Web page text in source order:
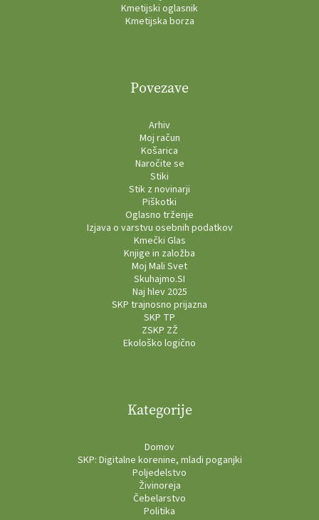
Kmetijski oglasnik
Kmetijska borza
Povezave
Arhiv
Moj račun
Košarica
Naročite se
Stiki
Stik z novinarji
Piškotki
Oglasno trženje
Izjava o varstvu osebnih podatkov
Kmečki Glas
Knjige in založba
Moj Mali Svet
Skuhajmo.SI
Naj hlev 2025
SKP trajnosno prijazna
SKP TP
ZSKP ZŽ
Ekološko logično
Kategorije
Domov
SKP: Digitalne korenine, mladi poganjki
Poljedelstvo
Živinoreja
Čebelarstvo
Politika